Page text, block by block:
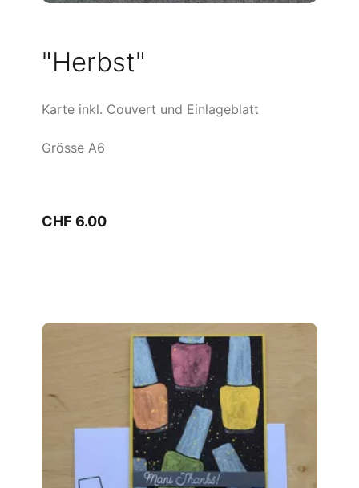
"Herbst"
Karte inkl. Couvert und Einlageblatt
Grösse A6
CHF 6.00